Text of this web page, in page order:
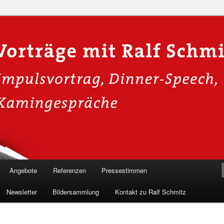
für Hackervorträge &
in die Welt der Cybersicherheit mit Ralf Schmitz. Erleben Sie Live-
& schützen Sie sich effektiv.
Angebote Referenzen Pressestimmen
Newsletter Bildersammlung Kontakt zu Ralf Schmitz